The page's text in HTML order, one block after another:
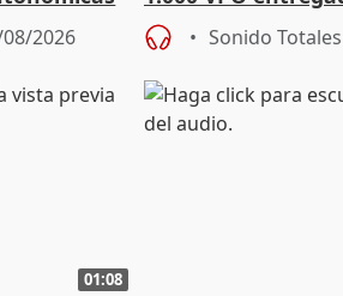
2026
de abaratar precios
Sonido Totales
01:08